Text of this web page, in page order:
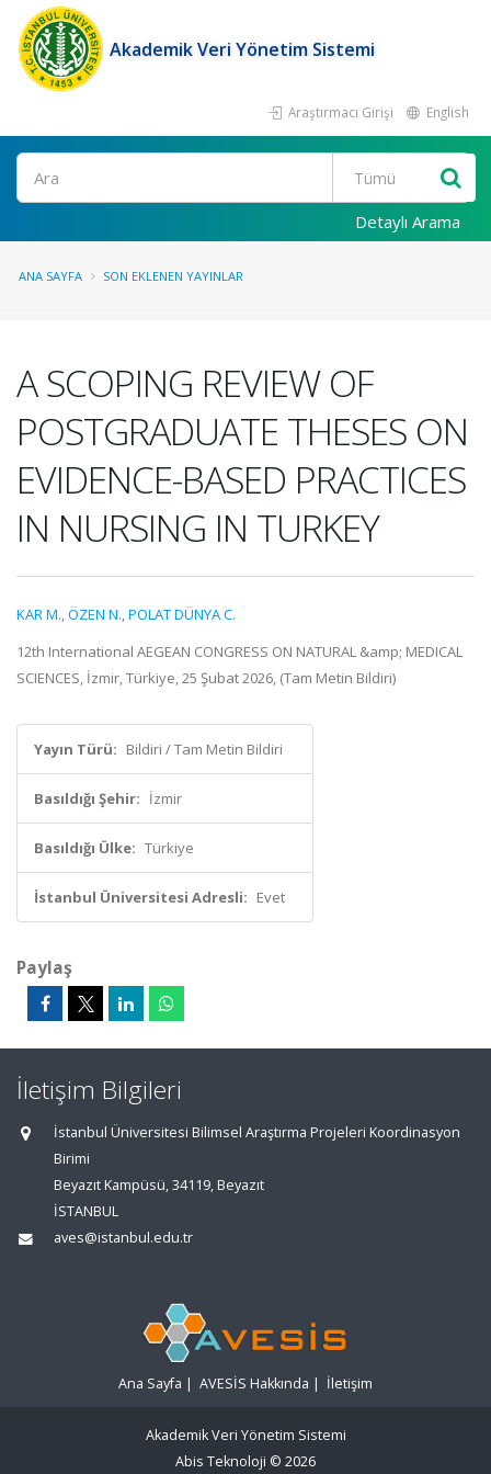
Akademik Veri Yönetim Sistemi
Araştırmacı Girişi English
Ara
Detaylı Arama
ANA SAYFA SON EKLENEN YAYINLAR
A SCOPING REVIEW OF
POSTGRADUATE THESES ON
EVIDENCE-BASED PRACTICES
IN NURSING IN TURKEY
KAR M.,ÖZEN N.,POLAT DÜNYA C.
12th International AEGEAN CONGRESS ON NATURAL &amp; MEDICAL
SCIENCES, İzmir, Türkiye, 25 Şubat 2026, (Tam Metin Bildiri)
Yayın Türü: Bildiri / Tam Metin Bildiri
Basıldığı Şehir: İzmir
Basıldığı Ülke: Türkiye
İstanbul Üniversitesi Adresli: Evet
Paylaş
İletişim Bilgileri
İstanbul Üniversitesi Bilimsel Araştırma Projeleri Koordinasyon
Birimi
Beyazıt Kampüsü, 34119, Beyazıt
İSTANBUL
aves@istanbul.edu.tr
Ana Sayfa | AVESİS Hakkında | İletişim
Akademik Veri Yönetim Sistemi
Abis Teknoloji © 2026